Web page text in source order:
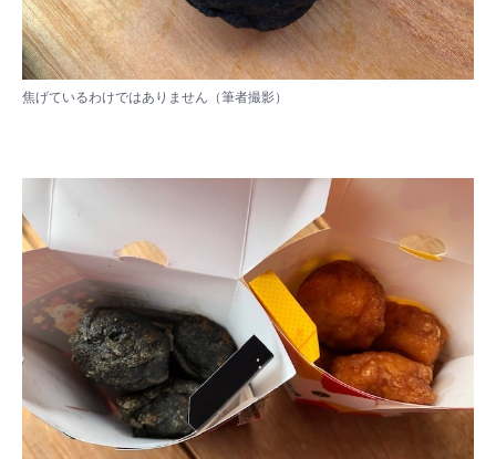
焦げているわけではありません（筆者撮影）